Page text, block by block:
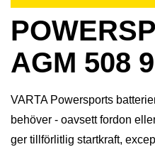
AGM 508
VARTA Powersports
behöver - oavsett fordon
ger tillförlitlig startkraft,